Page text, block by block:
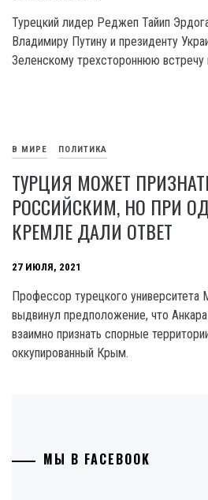
Турецкий лидер Реджеп Тайип
Владимиру Путину и президенту
Зеленскому трехстороннюю встречу
В МИРЕ ПОЛИТИКА
ТУРЦИЯ МОЖЕТ
РОССИЙСКИМ, НО ПРИ
КРЕМЛЕ ДАЛИ ОТВЕТ
27 ИЮЛЯ, 2021
Профессор турецкого университета
выдвинул предположение, что
взаимно признать спорные
оккупированный Крым.
МЫ В FACEBOOK